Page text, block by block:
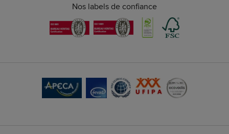
Nos labels de confiance